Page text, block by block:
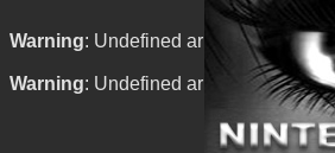
Warning: Undefined array key
Warning: Undefined array key